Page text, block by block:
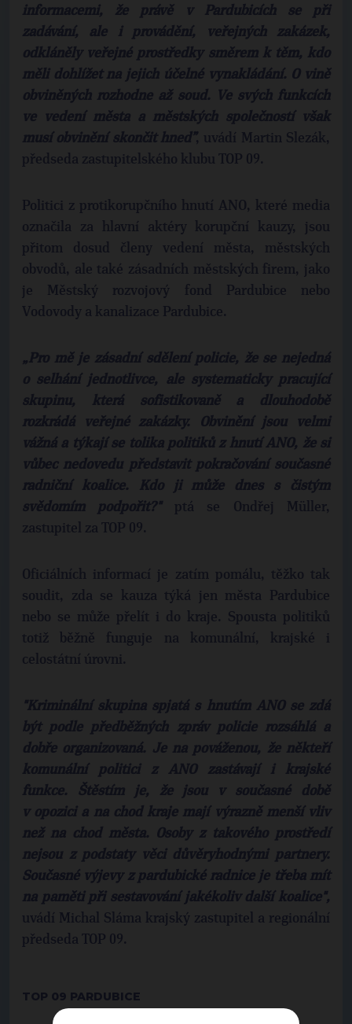
informacemi, že právě v Pardubicích se při
zadávání, ale i provádění, veřejných zakázek,
odkláněly veřejné prostředky směrem k těm, kdo
měli dohlížet na jejich účelné vynakládání. O vině
obviněných rozhodne až soud. Ve svých funkcích
ve vedení města a městských společností však
musí obvinění skončit hned”, uvádí Martin Slezák,
předseda zastupitelského klubu TOP 09.
Politici z protikorupčního hnutí ANO, které media
označila za hlavní aktéry korupční kauzy, jsou
přitom dosud členy vedení města, městských
obvodů, ale také zásadních městských firem, jako
je Městský rozvojový fond Pardubice nebo
Vodovody a kanalizace Pardubice.
„Pro mě je zásadní sdělení policie, že se nejedná
o selhání jednotlivce, ale systematicky pracující
skupinu, která sofistikovaně a dlouhodobě
rozkrádá veřejné zakázky. Obvinění jsou velmi
vážná a týkají se tolika politiků z hnutí ANO, že si
vůbec nedovedu představit pokračování současné
radniční koalice. Kdo ji může dnes s čistým
svědomím podpořit?" ptá se Ondřej Müller,
zastupitel za TOP 09.
Oficiálních informací je zatím pomálu, těžko tak
soudit, zda se kauza týká jen města Pardubice
nebo se může přelít i do kraje. Spousta politiků
totiž běžně funguje na komunální, krajské i
celostátní úrovni.
"Kriminální skupina spjatá s hnutím ANO se zdá
být podle předběžných zpráv policie rozsáhlá a
dobře organizovaná. Je na pováženou, že někteří
komunální politici z ANO zastávají i krajské
funkce. Štěstím je, že jsou v současné době
v opozici a na chod kraje mají výrazně menší vliv
než na chod města. Osoby z takového prostředí
nejsou z podstaty věci důvěryhodnými partnery.
Současné výjevy z pardubické radnice je třeba mít
na paměti při sestavování jakékoliv další koalice",
uvádí Michal Sláma krajský zastupitel a regionální
předseda TOP 09.
TOP 09 PARDUBICE